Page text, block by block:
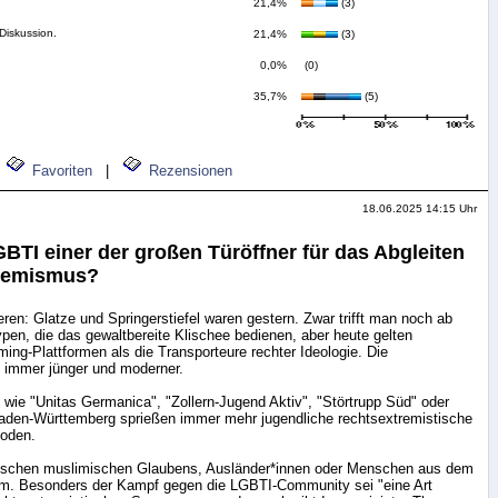
21,4% (3)
21,4% (3)
0,0% (0)
35,7% (5)
Favoriten Rezensionen
18.06.2025 14:15 Uhr
einer der großen Türöffner für das Abgleiten
Glatze und Springerstiefel waren gestern. Zwar trifft man noch ab
die das gewaltbereite Klischee bedienen, aber heute gelten
Plattformen als die Transporteure rechter Ideologie. Die
jünger und moderner.
"Unitas Germanica", "Zollern-Jugend Aktiv", "Störtrupp Süd" oder
Württemberg sprießen immer mehr jugendliche rechtsextremistische
muslimischen Glaubens, Ausländer*innen oder Menschen aus dem
Besonders der Kampf gegen die LGBTI-Community sei "eine Art